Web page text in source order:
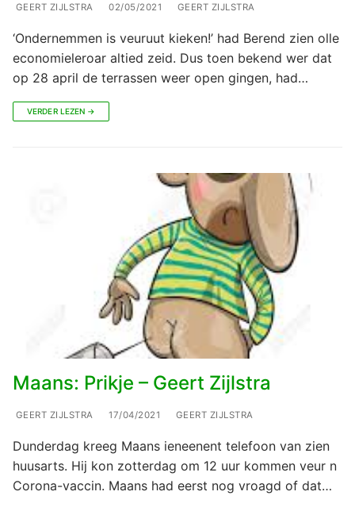
GEERT ZIJLSTRA 02/05/2021 GEERT ZIJLSTRA
‘Ondernemmen is veuruut kieken!’ had Berend zien olle
economieleroar altied zeid. Dus toen bekend wer dat
op 28 april de terrassen weer open gingen, had…
VERDER LEZEN →
Maans: Prikje – Geert Zijlstra
GEERT ZIJLSTRA 17/04/2021 GEERT ZIJLSTRA
Dunderdag kreeg Maans ieneenent telefoon van zien
huusarts. Hij kon zotterdag om 12 uur kommen veur n
Corona-vaccin. Maans had eerst nog vroagd of dat…